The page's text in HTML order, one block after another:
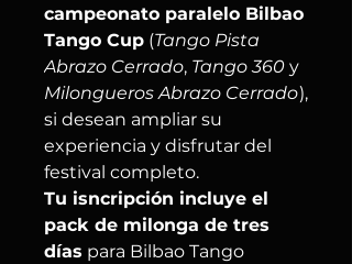
campeonato paralelo Bilbao
Tango Cup (Tango Pista
Abrazo Cerrado, Tango 360 y
Milongueros Abrazo Cerrado),
si desean ampliar su
experiencia y disfrutar del
festival completo.
Tu isncripción incluye el
pack de milonga de tres
días para Bilbao Tango